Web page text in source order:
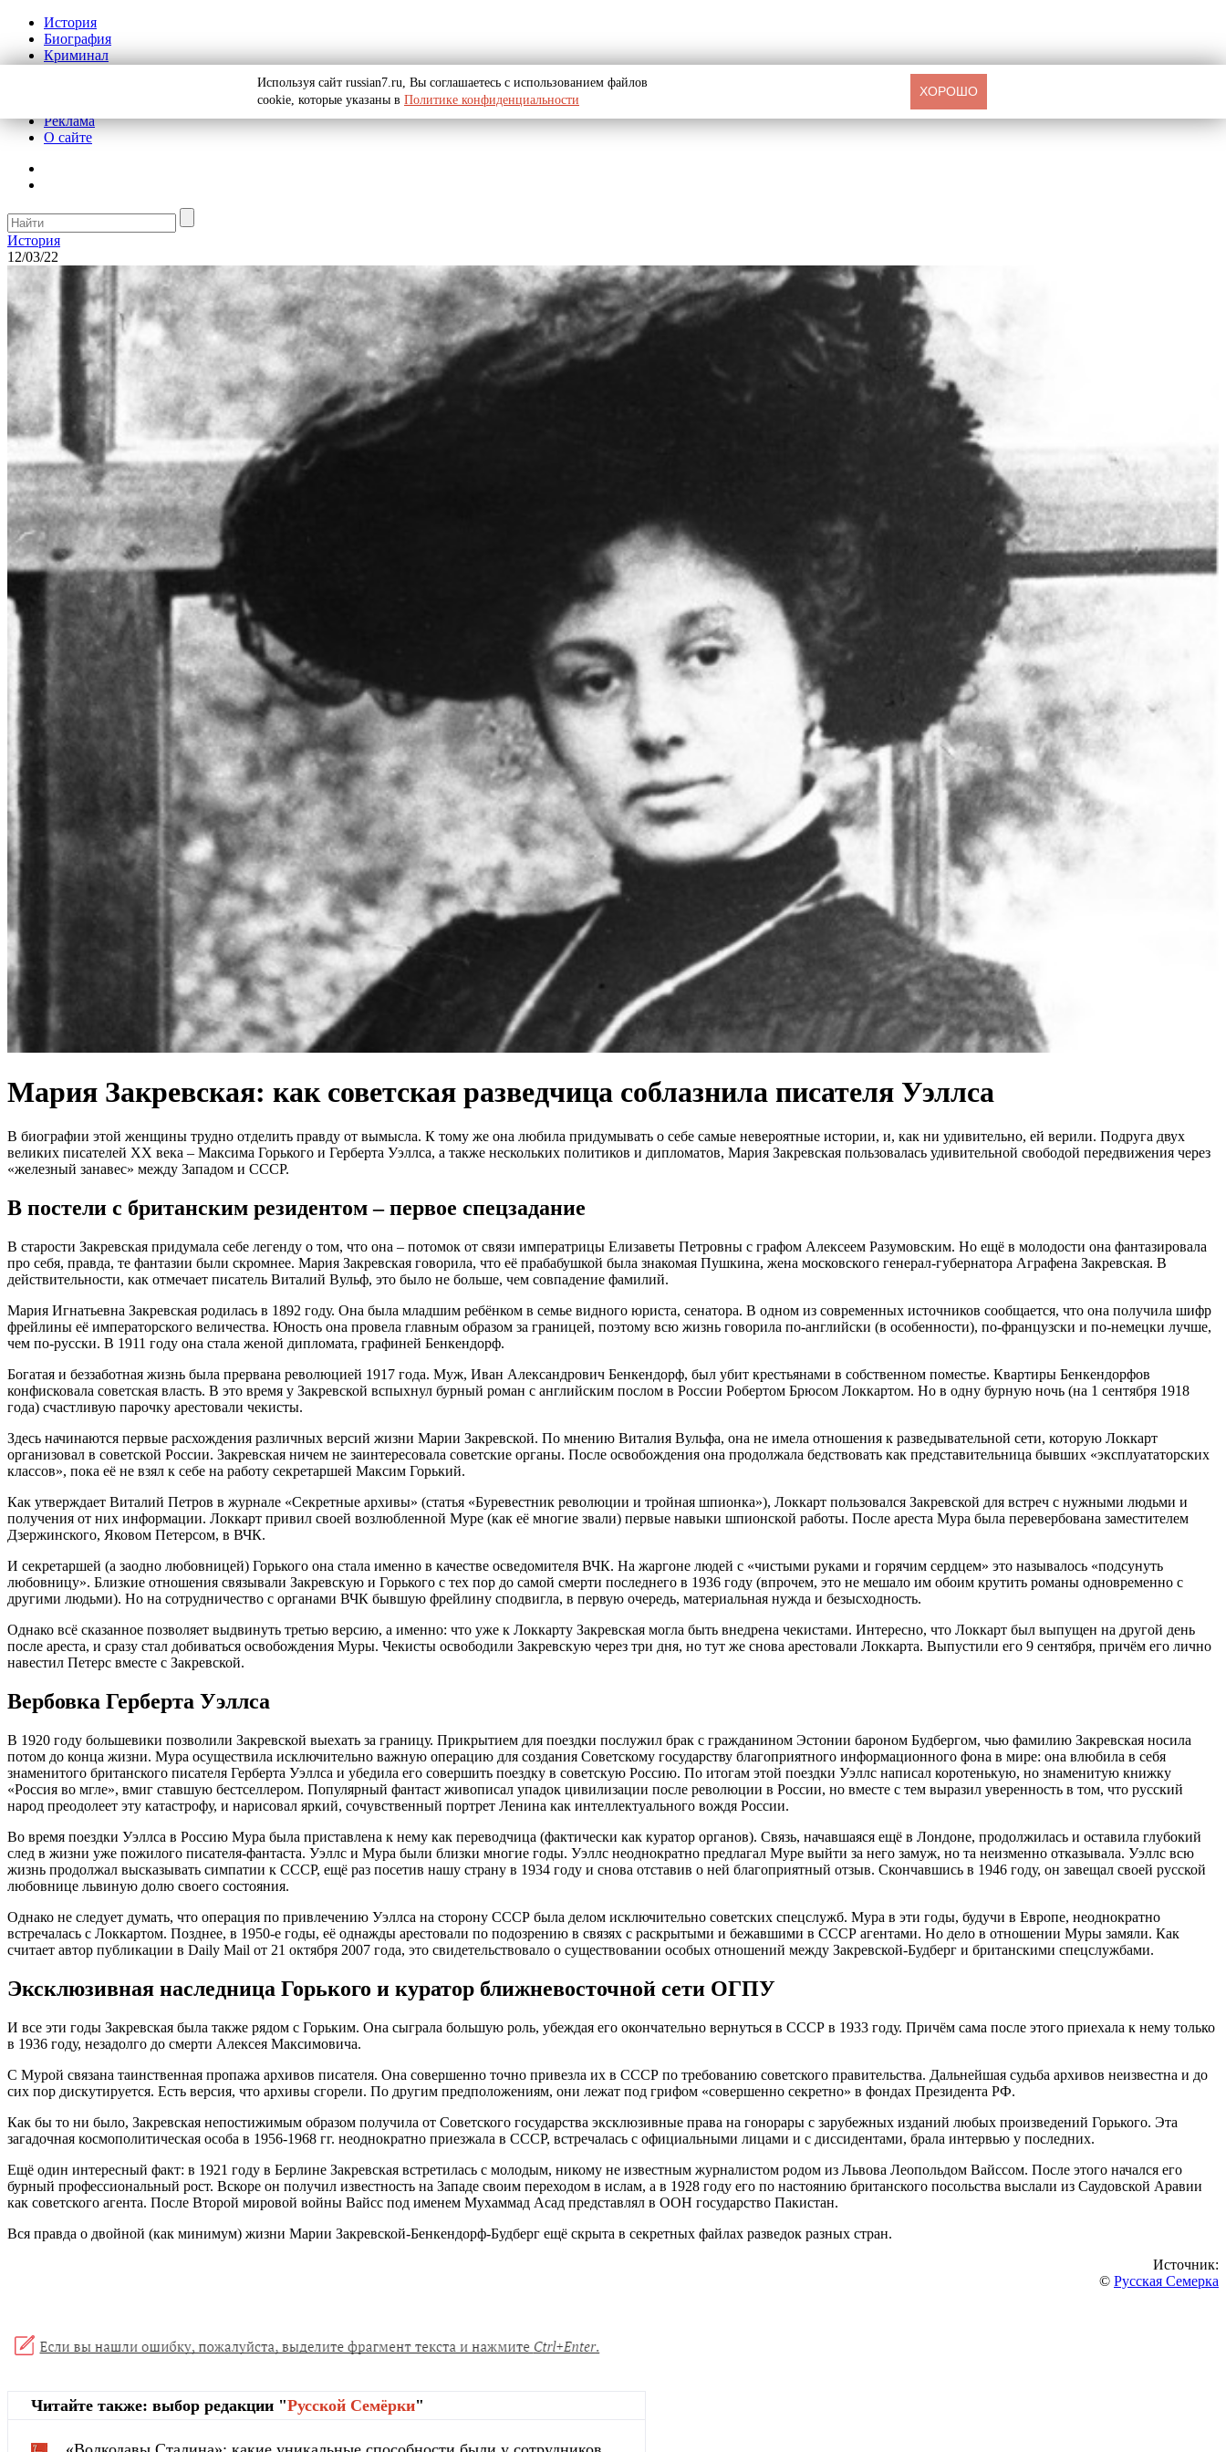
История
Биография
Криминал
Реклама
О сайте
История
12/03/22
Мария Закревская: как советская разведчица соблазнила писателя Уэллса
В биографии этой женщины трудно отделить правду от вымысла. К тому же она любила придумывать о себе самые невероятные истории, и, как ни удивительно, ей верили. Подруга двух
великих писателей ХХ века – Максима Горького и Герберта Уэллса, а также нескольких политиков и дипломатов, Мария Закревская пользовалась удивительной свободой передвижения через
«железный занавес» между Западом и СССР.
В постели с британским резидентом – первое спецзадание
В старости Закревская придумала себе легенду о том, что она – потомок от связи императрицы Елизаветы Петровны с графом Алексеем Разумовским. Но ещё в молодости она фантазировала
про себя, правда, те фантазии были скромнее. Мария Закревская говорила, что её прабабушкой была знакомая Пушкина, жена московского генерал-губернатора Аграфена Закревская. В
действительности, как отмечает писатель Виталий Вульф, это было не больше, чем совпадение фамилий.
Мария Игнатьевна Закревская родилась в 1892 году. Она была младшим ребёнком в семье видного юриста, сенатора. В одном из современных источников сообщается, что она получила шифр
фрейлины её императорского величества. Юность она провела главным образом за границей, поэтому всю жизнь говорила по-английски (в особенности), по-французски и по-немецки лучше,
чем по-русски. В 1911 году она стала женой дипломата, графиней Бенкендорф.
Богатая и беззаботная жизнь была прервана революцией 1917 года. Муж, Иван Александрович Бенкендорф, был убит крестьянами в собственном поместье. Квартиры Бенкендорфов
конфисковала советская власть. В это время у Закревской вспыхнул бурный роман с английским послом в России Робертом Брюсом Локкартом. Но в одну бурную ночь (на 1 сентября 1918
года) счастливую парочку арестовали чекисты.
Здесь начинаются первые расхождения различных версий жизни Марии Закревской. По мнению Виталия Вульфа, она не имела отношения к разведывательной сети, которую Локкарт
организовал в советской России. Закревская ничем не заинтересовала советские органы. После освобождения она продолжала бедствовать как представительница бывших «эксплуататорских
классов», пока её не взял к себе на работу секретаршей Максим Горький.
Как утверждает Виталий Петров в журнале «Секретные архивы» (статья «Буревестник революции и тройная шпионка»), Локкарт пользовался Закревской для встреч с нужными людьми и
получения от них информации. Локкарт привил своей возлюбленной Муре (как её многие звали) первые навыки шпионской работы. После ареста Мура была перевербована заместителем
Дзержинского, Яковом Петерсом, в ВЧК.
И секретаршей (а заодно любовницей) Горького она стала именно в качестве осведомителя ВЧК. На жаргоне людей с «чистыми руками и горячим сердцем» это называлось «подсунуть
любовницу». Близкие отношения связывали Закревскую и Горького с тех пор до самой смерти последнего в 1936 году (впрочем, это не мешало им обоим крутить романы одновременно с
другими людьми). Но на сотрудничество с органами ВЧК бывшую фрейлину сподвигла, в первую очередь, материальная нужда и безысходность.
Однако всё сказанное позволяет выдвинуть третью версию, а именно: что уже к Локкарту Закревская могла быть внедрена чекистами. Интересно, что Локкарт был выпущен на другой день
после ареста, и сразу стал добиваться освобождения Муры. Чекисты освободили Закревскую через три дня, но тут же снова арестовали Локкарта. Выпустили его 9 сентября, причём его лично
навестил Петерс вместе с Закревской.
Вербовка Герберта Уэллса
В 1920 году большевики позволили Закревской выехать за границу. Прикрытием для поездки послужил брак с гражданином Эстонии бароном Будбергом, чью фамилию Закревская носила
потом до конца жизни. Мура осуществила исключительно важную операцию для создания Советскому государству благоприятного информационного фона в мире: она влюбила в себя
знаменитого британского писателя Герберта Уэллса и убедила его совершить поездку в советскую Россию. По итогам этой поездки Уэллс написал коротенькую, но знаменитую книжку
«Россия во мгле», вмиг ставшую бестселлером. Популярный фантаст живописал упадок цивилизации после революции в России, но вместе с тем выразил уверенность в том, что русский
народ преодолеет эту катастрофу, и нарисовал яркий, сочувственный портрет Ленина как интеллектуального вождя России.
Во время поездки Уэллса в Россию Мура была приставлена к нему как переводчица (фактически как куратор органов). Связь, начавшаяся ещё в Лондоне, продолжилась и оставила глубокий
след в жизни уже пожилого писателя-фантаста. Уэллс и Мура были близки многие годы. Уэллс неоднократно предлагал Муре выйти за него замуж, но та неизменно отказывала. Уэллс всю
жизнь продолжал высказывать симпатии к СССР, ещё раз посетив нашу страну в 1934 году и снова отставив о ней благоприятный отзыв. Скончавшись в 1946 году, он завещал своей русской
любовнице львиную долю своего состояния.
Однако не следует думать, что операция по привлечению Уэллса на сторону СССР была делом исключительно советских спецслужб. Мура в эти годы, будучи в Европе, неоднократно
встречалась с Локкартом. Позднее, в 1950-е годы, её однажды арестовали по подозрению в связях с раскрытыми и бежавшими в СССР агентами. Но дело в отношении Муры замяли. Как
считает автор публикации в Daily Mail от 21 октября 2007 года, это свидетельствовало о существовании особых отношений между Закревской-Будберг и британскими спецслужбами.
Эксклюзивная наследница Горького и куратор ближневосточной сети ОГПУ
И все эти годы Закревская была также рядом с Горьким. Она сыграла большую роль, убеждая его окончательно вернуться в СССР в 1933 году. Причём сама после этого приехала к нему только
в 1936 году, незадолго до смерти Алексея Максимовича.
С Мурой связана таинственная пропажа архивов писателя. Она совершенно точно привезла их в СССР по требованию советского правительства. Дальнейшая судьба архивов неизвестна и до
сих пор дискутируется. Есть версия, что архивы сгорели. По другим предположениям, они лежат под грифом «совершенно секретно» в фондах Президента РФ.
Как бы то ни было, Закревская непостижимым образом получила от Советского государства эксклюзивные права на гонорары с зарубежных изданий любых произведений Горького. Эта
загадочная космополитическая особа в 1956-1968 гг. неоднократно приезжала в СССР, встречалась с официальными лицами и с диссидентами, брала интервью у последних.
Ещё один интересный факт: в 1921 году в Берлине Закревская встретилась с молодым, никому не известным журналистом родом из Львова Леопольдом Вайссом. После этого начался его
бурный профессиональный рост. Вскоре он получил известность на Западе своим переходом в ислам, а в 1928 году его по настоянию британского посольства выслали из Саудовской Аравии
как советского агента. После Второй мировой войны Вайсс под именем Мухаммад Асад представлял в ООН государство Пакистан.
Вся правда о двойной (как минимум) жизни Марии Закревской-Бенкендорф-Будберг ещё скрыта в секретных файлах разведок разных стран.
Источник:
© Русская Семерка
Читайте также: выбор редакции "Русской Cемёрки"
Используя сайт russian7.ru, Вы соглашаетесь с использованием файлов
cookie, которые указаны в Политике конфиденциальности
ХОРОШО